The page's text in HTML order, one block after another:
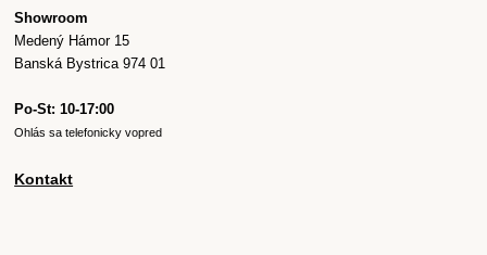
Showroom
Medený Hámor 15
Banská Bystrica 974 01
Po-St: 10-17:00
Ohlás sa telefonicky vopred
Kontakt